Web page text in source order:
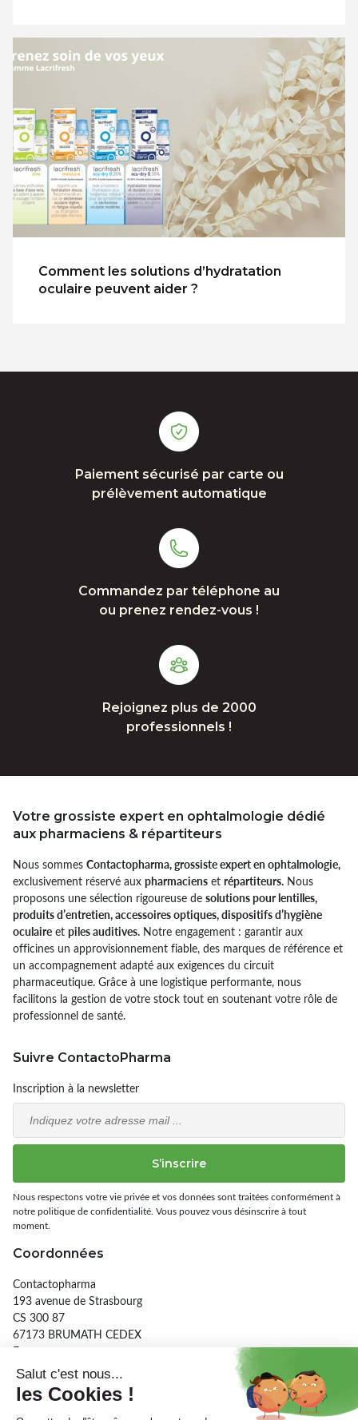
Comment les solutions d’hydratation
oculaire peuvent aider ?
Paiement sécurisé par carte ou
prélèvement automatique
Commandez par téléphone au
ou prenez rendez-vous !
Rejoignez plus de 2000
professionnels !
Votre grossiste expert en ophtalmologie dédié
aux pharmaciens & répartiteurs
Nous sommes Contactopharma, grossiste expert en ophtalmologie,
exclusivement réservé aux pharmaciens et répartiteurs. Nous
proposons une sélection rigoureuse de solutions pour lentilles,
produits d’entretien, accessoires optiques, dispositifs d’hygiène
oculaire et piles auditives. Notre engagement : garantir aux
officines un approvisionnement fiable, des marques de référence et
un accompagnement adapté aux exigences du circuit
pharmaceutique. Grâce à une logistique performante, nous
facilitons la gestion de votre stock tout en soutenant votre rôle de
professionnel de santé.
Suivre ContactoPharma
Inscription à la newsletter
Email
S’inscrire
Nous respectons votre vie privée et vos données sont traitées conformément à
notre politique de confidentialité. Vous pouvez vous désinscrire à tout
moment.
Coordonnées
Contactopharma
193 avenue de Strasbourg
CS 300 87
67173 BRUMATH CEDEX
France
03 90 29 26 56